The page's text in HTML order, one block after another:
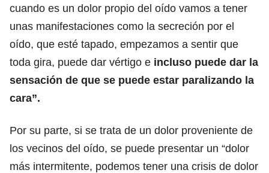
cuando es un dolor propio del oído vamos a tener
unas manifestaciones como la secreción por el
oído, que esté tapado, empezamos a sentir que
toda gira, puede dar vértigo e incluso puede dar la
sensación de que se puede estar paralizando la
cara”.
Por su parte, si se trata de un dolor proveniente de
los vecinos del oído, se puede presentar un “dolor
más intermitente, podemos tener una crisis de dolor